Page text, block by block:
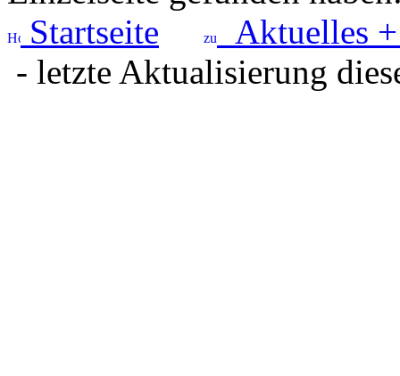
Startseite
Aktuelles
- letzte Aktualisierung